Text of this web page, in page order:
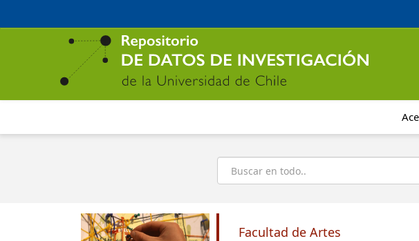
contenido
Buscar
Facultad de Artes